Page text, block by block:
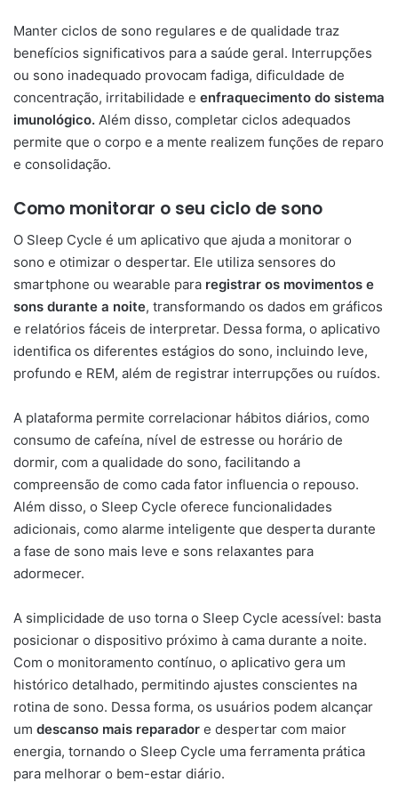
Manter ciclos de sono regulares e de qualidade traz
benefícios significativos para a saúde geral. Interrupções
ou sono inadequado provocam fadiga, dificuldade de
concentração, irritabilidade e enfraquecimento do sistema
imunológico. Além disso, completar ciclos adequados
permite que o corpo e a mente realizem funções de reparo
e consolidação.
Como monitorar o seu ciclo de sono
O Sleep Cycle é um aplicativo que ajuda a monitorar o
sono e otimizar o despertar. Ele utiliza sensores do
smartphone ou wearable para registrar os movimentos e
sons durante a noite, transformando os dados em gráficos
e relatórios fáceis de interpretar. Dessa forma, o aplicativo
identifica os diferentes estágios do sono, incluindo leve,
profundo e REM, além de registrar interrupções ou ruídos.
A plataforma permite correlacionar hábitos diários, como
consumo de cafeína, nível de estresse ou horário de
dormir, com a qualidade do sono, facilitando a
compreensão de como cada fator influencia o repouso.
Além disso, o Sleep Cycle oferece funcionalidades
adicionais, como alarme inteligente que desperta durante
a fase de sono mais leve e sons relaxantes para
adormecer.
A simplicidade de uso torna o Sleep Cycle acessível: basta
posicionar o dispositivo próximo à cama durante a noite.
Com o monitoramento contínuo, o aplicativo gera um
histórico detalhado, permitindo ajustes conscientes na
rotina de sono. Dessa forma, os usuários podem alcançar
um descanso mais reparador e despertar com maior
energia, tornando o Sleep Cycle uma ferramenta prática
para melhorar o bem-estar diário.